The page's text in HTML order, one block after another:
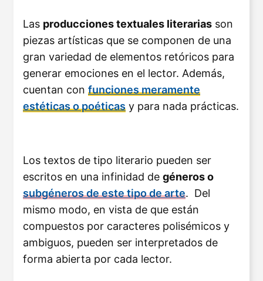
Las producciones textuales literarias son
piezas artísticas que se componen de una
gran variedad de elementos retóricos para
generar emociones en el lector. Además,
cuentan con funciones meramente
estéticas o poéticas y para nada prácticas.
Los textos de tipo literario pueden ser
escritos en una infinidad de géneros o
subgéneros de este tipo de arte. Del
mismo modo, en vista de que están
compuestos por caracteres polisémicos y
ambiguos, pueden ser interpretados de
forma abierta por cada lector.